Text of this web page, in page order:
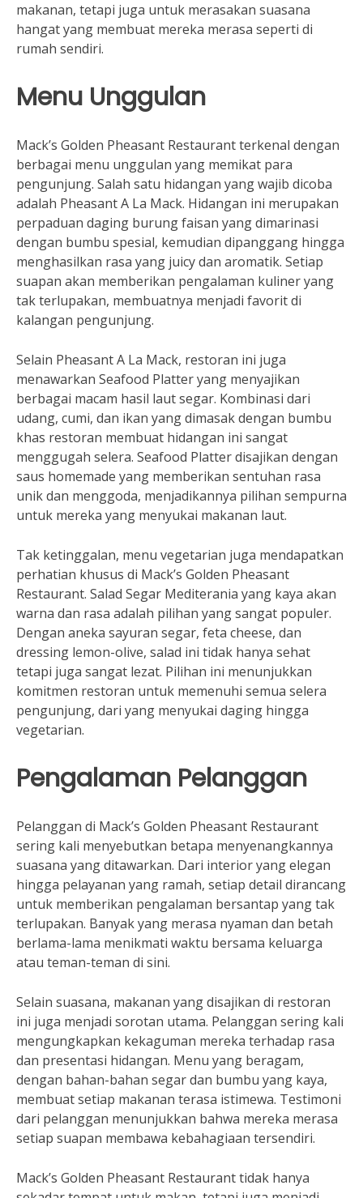
makanan, tetapi juga untuk merasakan suasana
hangat yang membuat mereka merasa seperti di
rumah sendiri.
Menu Unggulan
Mack’s Golden Pheasant Restaurant terkenal dengan
berbagai menu unggulan yang memikat para
pengunjung. Salah satu hidangan yang wajib dicoba
adalah Pheasant A La Mack. Hidangan ini merupakan
perpaduan daging burung faisan yang dimarinasi
dengan bumbu spesial, kemudian dipanggang hingga
menghasilkan rasa yang juicy dan aromatik. Setiap
suapan akan memberikan pengalaman kuliner yang
tak terlupakan, membuatnya menjadi favorit di
kalangan pengunjung.
Selain Pheasant A La Mack, restoran ini juga
menawarkan Seafood Platter yang menyajikan
berbagai macam hasil laut segar. Kombinasi dari
udang, cumi, dan ikan yang dimasak dengan bumbu
khas restoran membuat hidangan ini sangat
menggugah selera. Seafood Platter disajikan dengan
saus homemade yang memberikan sentuhan rasa
unik dan menggoda, menjadikannya pilihan sempurna
untuk mereka yang menyukai makanan laut.
Tak ketinggalan, menu vegetarian juga mendapatkan
perhatian khusus di Mack’s Golden Pheasant
Restaurant. Salad Segar Mediterania yang kaya akan
warna dan rasa adalah pilihan yang sangat populer.
Dengan aneka sayuran segar, feta cheese, dan
dressing lemon-olive, salad ini tidak hanya sehat
tetapi juga sangat lezat. Pilihan ini menunjukkan
komitmen restoran untuk memenuhi semua selera
pengunjung, dari yang menyukai daging hingga
vegetarian.
Pengalaman Pelanggan
Pelanggan di Mack’s Golden Pheasant Restaurant
sering kali menyebutkan betapa menyenangkannya
suasana yang ditawarkan. Dari interior yang elegan
hingga pelayanan yang ramah, setiap detail dirancang
untuk memberikan pengalaman bersantap yang tak
terlupakan. Banyak yang merasa nyaman dan betah
berlama-lama menikmati waktu bersama keluarga
atau teman-teman di sini.
Selain suasana, makanan yang disajikan di restoran
ini juga menjadi sorotan utama. Pelanggan sering kali
mengungkapkan kekaguman mereka terhadap rasa
dan presentasi hidangan. Menu yang beragam,
dengan bahan-bahan segar dan bumbu yang kaya,
membuat setiap makanan terasa istimewa. Testimoni
dari pelanggan menunjukkan bahwa mereka merasa
setiap suapan membawa kebahagiaan tersendiri.
Mack’s Golden Pheasant Restaurant tidak hanya